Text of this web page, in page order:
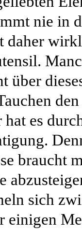
nie in
daher
über
es
braucht
sich
einigen